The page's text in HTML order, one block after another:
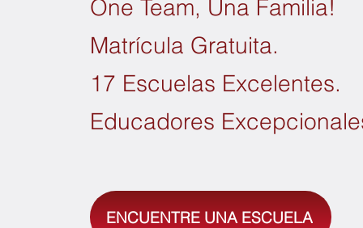
One Team, Una Familia!
Matrícula Gratuita.
17 Escuelas Excelentes.
Educadores
ENCUENTRE UNA ESCUELA